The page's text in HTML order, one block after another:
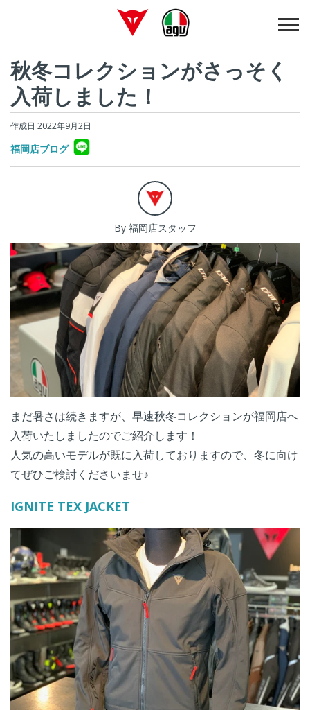
秋冬コレクションがさっそく
入荷しました！
作成日 2022年9月2日
福岡店ブログ
By 福岡店スタッフ
まだ暑さは続きますが、早速秋冬コレクションが福岡店へ
入荷いたしましたのでご紹介します！
人気の高いモデルが既に入荷しておりますので、冬に向け
てぜひご検討くださいませ♪
IGNITE TEX JACKET